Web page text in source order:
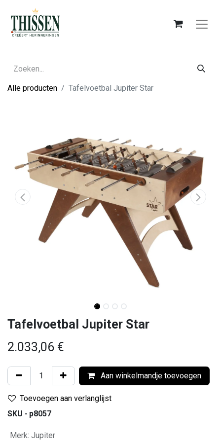
Alle producten Tafelvoetbal Jupiter Star
Tafelvoetbal Jupiter Star
2.033,06 €
Aan winkelmandje toevoegen
Toevoegen aan verlanglijst
SKU - p8057
Merk: Jupiter